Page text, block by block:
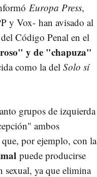
Europa Press,
y Vox- han avisado al
Código Penal en el
y de "chapuza"
como la del Solo sí
grupos de izquierda
ambos
por ejemplo, con la
puede producirse
ya que elimina